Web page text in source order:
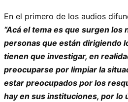
En el primero de los audios
“Acá el tema es que surgen los
personas que están dirigiendo
tienen que investigar, en
preocuparse por limpiar la
estar preocupados por los
hay en sus instituciones, por lo